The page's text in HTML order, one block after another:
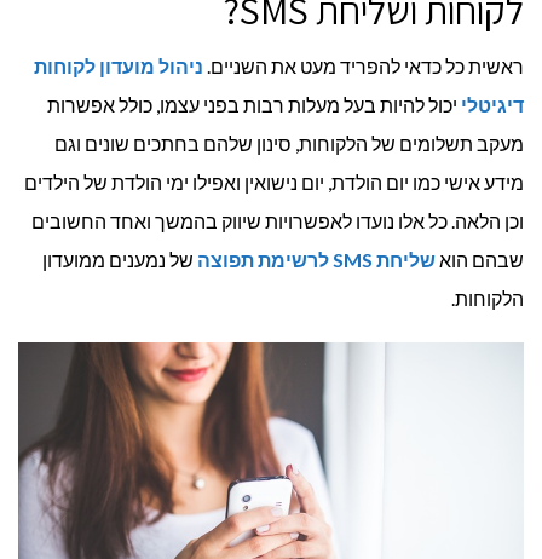
ראשית כל כדאי להפריד מעט את השניים. ניהול מועדון לקוחות
דיגיטלי יכול להיות בעל מעלות רבות בפני עצמו, כולל אפשרות
מעקב תשלומים של הלקוחות, סינון שלהם בחתכים שונים וגם
מידע אישי כמו יום הולדת, יום נישואין ואפילו ימי הולדת של הילדים
וכן הלאה. כל אלו נועדו לאפשרויות שיווק בהמשך ואחד החשובים
שבהם הואשליחת SMSלרשימת תפוצה של נמענים ממועדון
הלקוחות.